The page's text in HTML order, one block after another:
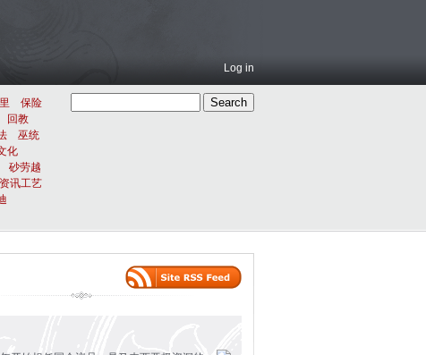
Log in
保险
回教
巫统
化
砂劳越
资讯工艺